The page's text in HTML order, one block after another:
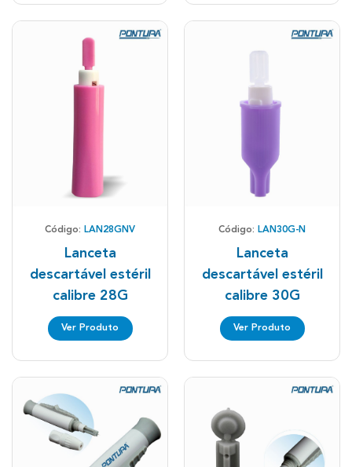
Código: LAN28GNV
Lanceta
descartável estéril
calibre 28G
Ver Produto
Código: LAN30G-N
Lanceta
descartável estéril
calibre 30G
Ver Produto